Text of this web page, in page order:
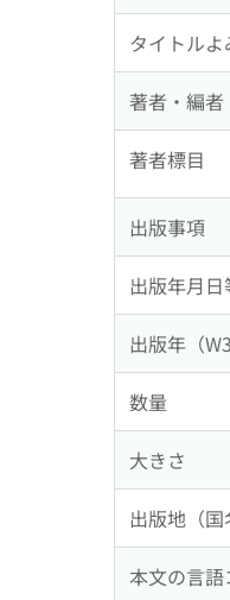
タイトルよ
著者・編者
著者標目
出版事項
出版年月日
出版年（
数量
大きさ
出版地（国
本文の言語